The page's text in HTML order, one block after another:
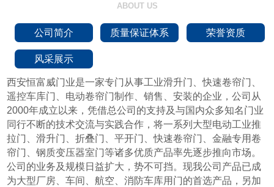
ABOUT US
公司简介 质量保证体系 荣誉资质
风采展示
西安恒富威门业是一家专门从事工业滑升门、快速卷帘门、
遥控车库门、电动卷帘门制作、销售、安装的企业，公司从
2000年成立以来，凭借总公司的支持及与国内众多知名门业
同行不断的技术交流与实践合作，将一系列大型电动工业推
拉门、滑升门、折叠门、平开门、快速卷帘门、金融专用卷
帘门、钢质变压器室门等诸多优质产品率先逐步推向市场。
公司的业务及规模日益扩大，势不可挡。现我公司产品已成
为大型厂房、车间、航空、消防车库用门的首选产品，另加